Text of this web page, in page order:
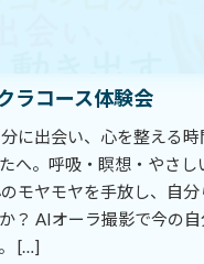
:
思うとき、
ラコース体験会
に出会い、心を整える時
へ。呼吸・瞑想・やさし
モヤモヤを手放し、自
？ AIオーラ撮影で今の
[…]